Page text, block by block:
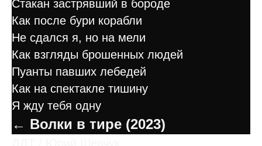
Стакан застрявший в бороде
Как после бури корабли
Не сдался я, но на мели
Как взгляды брошенных людей
Пуанты павших лебедей
Как на спектакле тишину
Я жду тебя одну
← Волки в тире (2023)